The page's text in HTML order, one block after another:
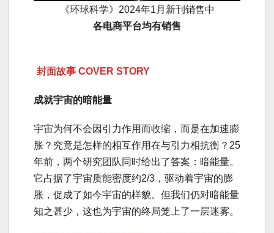
《环球科学》2024年1月新刊销售中
各电商平台均有销售
封面故事 COVER STORY
成就宇宙的暗能量
宇宙为何不会因引力作用而收缩，而是在加速膨
胀？究竟是怎样的相互作用在与引力相抗衡？25
年前，两个研究团队同时给出了答案：暗能量。
它占据了宇宙质能密度约2/3，驱动着宇宙的膨
胀，促成了如今宇宙的样貌。但我们仍对暗能量
知之甚少，这也为宇宙的终局笼上了一层迷雾。